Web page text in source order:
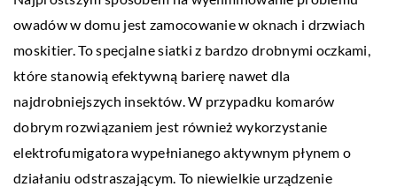
owadów w domu jest zamocowanie w oknach i drzwiach
moskitier. To specjalne siatki z bardzo drobnymi oczkami,
które stanowią efektywną barierę nawet dla
najdrobniejszych insektów. W przypadku komarów
dobrym rozwiązaniem jest również wykorzystanie
elektrofumigatora wypełnianego aktywnym płynem o
działaniu odstraszającym. To niewielkie urządzenie